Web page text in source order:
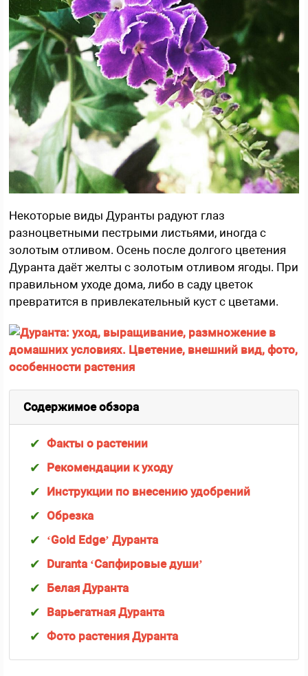
Некоторые виды Дуранты радуют глаз
разноцветными пестрыми листьями, иногда с
золотым отливом. Осень после долгого цветения
Дуранта даёт желты с золотым отливом ягоды. При
правильном уходе дома, либо в саду цветок
превратится в привлекательный куст с цветами.
Содержимое обзора
Факты о растении
Рекомендации к уходу
Инструкции по внесению удобрений
Обрезка
‘Gold Edge’ Дуранта
Duranta ‘Сапфировые души’
Белая Дуранта
Варьегатная Дуранта
Фото растения Дуранта